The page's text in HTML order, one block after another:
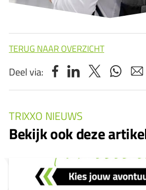
TERUG NAAR OVERZICHT
Deel via:
TRIXXO NIEUWS
Bekijk ook deze